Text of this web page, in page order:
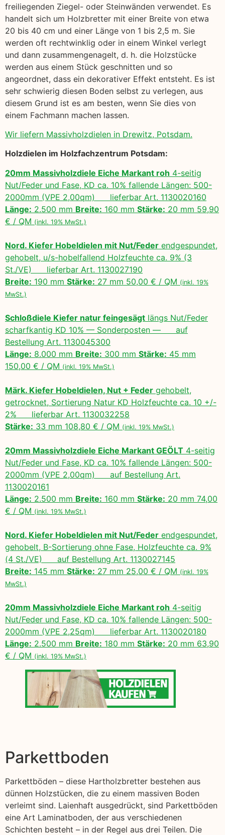
freiliegenden Ziegel- oder Steinwänden verwendet. Es
handelt sich um Holzbretter mit einer Breite von etwa
20 bis 40 cm und einer Länge von 1 bis 2,5 m. Sie
werden oft rechtwinklig oder in einem Winkel verlegt
und dann zusammengenagelt, d. h. die Holzstücke
werden aus einem Stück geschnitten und so
angeordnet, dass ein dekorativer Effekt entsteht. Es ist
sehr schwierig diesen Boden selbst zu verlegen, aus
diesem Grund ist es am besten, wenn Sie dies von
einem Fachmann machen lassen.
Wir liefern Massivholzdielen in Drewitz, Potsdam.
Holzdielen im Holzfachzentrum Potsdam:
20mm Massivholzdiele Eiche Markant roh 4-seitig
Nut/Feder und Fase, KD ca. 10% fallende Längen: 500-
2000mm (VPE 2,00qm) lieferbar Art. 1130020160
Länge: 2.500 mm Breite: 160 mm Stärke: 20 mm 59,90
€ / QM (inkl. 19% MwSt.)
Nord. Kiefer Hobeldielen mit Nut/Feder endgespundet,
gehobelt, u/s-hobelfallend Holzfeuchte ca. 9% (3
St./VE) lieferbar Art. 1130027190
Breite: 190 mm Stärke: 27 mm 50,00 € / QM (inkl. 19%
MwSt.)
Schloßdiele Kiefer natur feingesägt längs Nut/Feder
scharfkantig KD 10% — Sonderposten — auf
Bestellung Art. 1130045300
Länge: 8.000 mm Breite: 300 mm Stärke: 45 mm
150,00 € / QM (inkl. 19% MwSt.)
Märk. Kiefer Hobeldielen, Nut + Feder gehobelt,
getrocknet, Sortierung Natur KD Holzfeuchte ca. 10 +/-
2% lieferbar Art. 1130032258
Stärke: 33 mm 108,80 € / QM (inkl. 19% MwSt.)
20mm Massivholzdiele Eiche Markant GEÖLT 4-seitig
Nut/Feder und Fase, KD ca. 10% fallende Längen: 500-
2000mm (VPE 2,00qm) auf Bestellung Art.
1130020161
Länge: 2.500 mm Breite: 160 mm Stärke: 20 mm 74,00
€ / QM (inkl. 19% MwSt.)
Nord. Kiefer Hobeldielen mit Nut/Feder endgespundet,
gehobelt, B-Sortierung ohne Fase, Holzfeuchte ca. 9%
(4 St./VE) auf Bestellung Art. 1130027145
Breite: 145 mm Stärke: 27 mm 25,00 € / QM (inkl. 19%
MwSt.)
20mm Massivholzdiele Eiche Markant roh 4-seitig
Nut/Feder und Fase, KD ca. 10% fallende Längen: 500-
2000mm (VPE 2,25qm) lieferbar Art. 1130020180
Länge: 2.500 mm Breite: 180 mm Stärke: 20 mm 63,90
€ / QM (inkl. 19% MwSt.)
Parkettboden
Parkettböden – diese Hartholzbretter bestehen aus
dünnen Holzstücken, die zu einem massiven Boden
verleimt sind. Laienhaft ausgedrückt, sind Parkettböden
eine Art Laminatboden, der aus verschiedenen
Schichten besteht – in der Regel aus drei Teilen. Die